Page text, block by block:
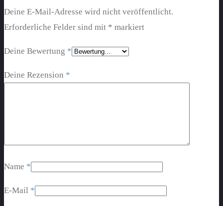
Deine E-Mail-Adresse wird nicht veröffentlicht.
Erforderliche Felder sind mit * markiert
Deine Bewertung *
Deine Rezension *
Name *
E-Mail *